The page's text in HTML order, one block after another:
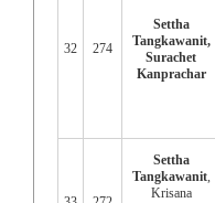
32 274
Settha
Tangkawanit,
Surachet
Kanprachar
Settha
Tangkawanit,
Krisana